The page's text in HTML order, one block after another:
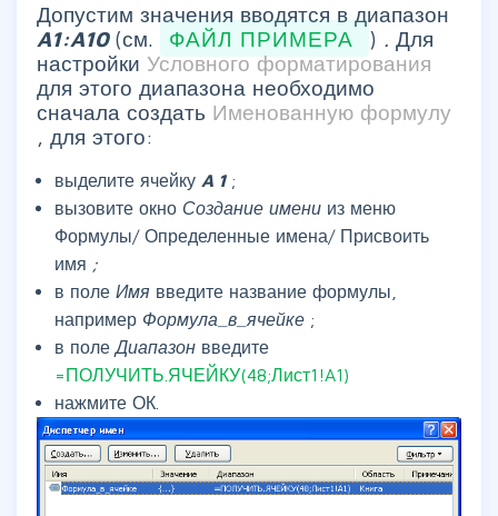
Допустим значения вводятся в диапазон
A1:A10 (см. ФАЙЛ ПРИМЕРА ) .Для
настройки Условного форматирования
для этого диапазона необходимо
сначала создать Именованную формулу
, для этого:
выделите ячейку A 1 ;
вызовите окно Создание имени из меню
Формулы/ Определенные имена/ Присвоить
имя ;
в поле Имя введите название формулы,
например Формула_в_ячейке ;
в полеДиапазон введите
=ПОЛУЧИТЬ.ЯЧЕЙКУ(48;Лист1!A1)
нажмите ОК.